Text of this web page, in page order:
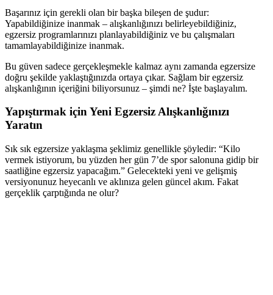
Başarınız için gerekli olan bir başka bileşen de şudur:
Yapabildiğinize inanmak – alışkanlığınızı belirleyebildiğiniz,
egzersiz programlarınızı planlayabildiğiniz ve bu çalışmaları
tamamlayabildiğinize inanmak.
Bu güven sadece gerçekleşmekle kalmaz aynı zamanda egzersize
doğru şekilde yaklaştığınızda ortaya çıkar. Sağlam bir egzersiz
alışkanlığının içeriğini biliyorsunuz – şimdi ne? İşte başlayalım.
Yapıştırmak için Yeni Egzersiz Alışkanlığınızı
Yaratın
Sık sık egzersize yaklaşma şeklimiz genellikle şöyledir: “Kilo
vermek istiyorum, bu yüzden her gün 7’de spor salonuna gidip bir
saatliğine egzersiz yapacağım.” Gelecekteki yeni ve gelişmiş
versiyonunuz heyecanlı ve aklınıza gelen güncel akım. Fakat
gerçeklik çarptığında ne olur?